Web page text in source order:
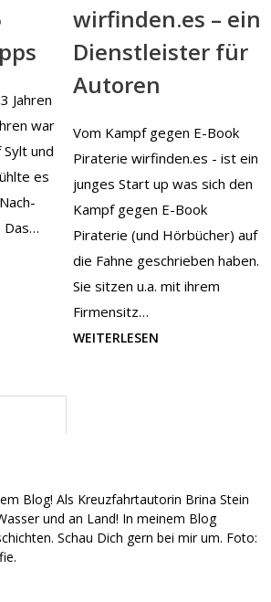
Jahren
war
und
es
Das…
wirfinden.es – ein
Dienstleister für
Autoren
Vom Kampf gegen E-Book
Piraterie wirfinden.es - ist ein
junges Start up was sich den
Kampf gegen E-Book
Piraterie (und Hörbücher) auf
die Fahne geschrieben haben.
Sie sitzen u.a. mit ihrem
Firmensitz…
WEITERLESEN
Blog! Als Kreuzfahrtautorin Brina Stein
und an Land! In meinem Blog
Schau Dich gern bei mir um. Foto: